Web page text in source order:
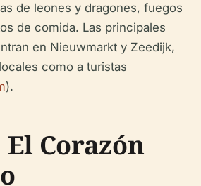
de leones y dragones, fuegos
de comida. Las principales
en Nieuwmarkt y Zeedijk,
como a turistas
).
Corazón